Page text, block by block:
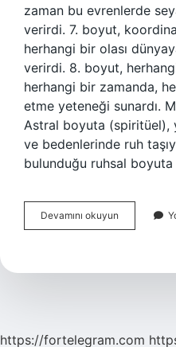
zaman bu evrenlerde
verirdi. 7. boyut,
herhangi bir olası
verirdi. 8. boyut,
herhangi bir zamanda,
etme yeteneği sunardı.
Astral boyuta (spiritüel),
ve bedenlerinde ruh
bulunduğu ruhsal
Devamını okuyun
Boyutlu
https://fortelegram.com